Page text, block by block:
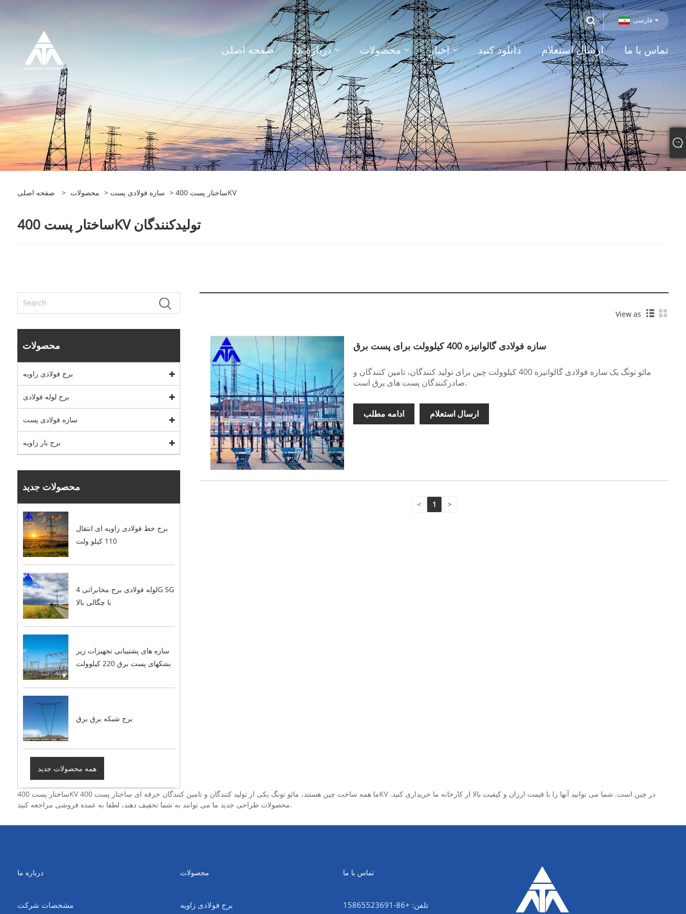
فارسی
صفحه اصلی درباره ما محصولات اخبار دانلود کنید ارسال استعلام تماس با ما
صفحه اصلی > محصولات > سازه فولادی پست > ساختار پست 400KV
ساختار پست 400KV تولیدکنندگان
محصولات
برج فولادی زاویه
برج لوله فولادی
سازه فولادی پست
برج بار زاویه
محصولات جدید
برج خط فولادی زاویه ای انتقال
110 کیلو ولت
لوله فولادی برج مخابراتی 4G 5G
با چگالی بالا
سازه های پشتیبانی تجهیزات زیر
بشکهای پست برق 220 کیلوولت
برج شبکه برق برق
همه محصولات جدید
View as
سازه فولادی گالوانیزه 400 کیلوولت برای پست برق
مائو تونگ یک سازه فولادی گالوانیزه 400 کیلوولت چین برای تولید کنندگان، تامین کنندگان و
صادرکنندگان پست های برق است.
ادامه مطلب ارسال استعلام
< 1 >
ساختار پست 400KV ما همه ساخت چین هستند، مائو تونگ یکی از تولید کنندگان و تامین کنندگان حرفه ای ساختار پست 400KV در چین است. شما می توانید آنها را با قیمت ارزان و کیفیت بالا از کارخانه ما خریداری کنید.
محصولات طراحی جدید ما می توانند به شما تخفیف دهند، لطفا به عمده فروشی مراجعه کنید.
درباره ما
مشخصات شرکت
محصولات
برج فولادی زاویه
تماس با ما
تلفن: +86-15865523691